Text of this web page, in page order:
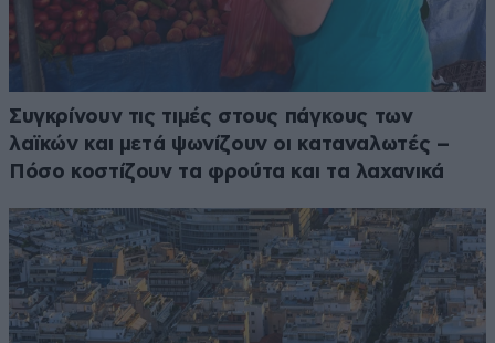
Συγκρίνουν τις τιμές στους πάγκους των
λαϊκών και μετά ψωνίζουν οι καταναλωτές –
Πόσο κοστίζουν τα φρούτα και τα λαχανικά